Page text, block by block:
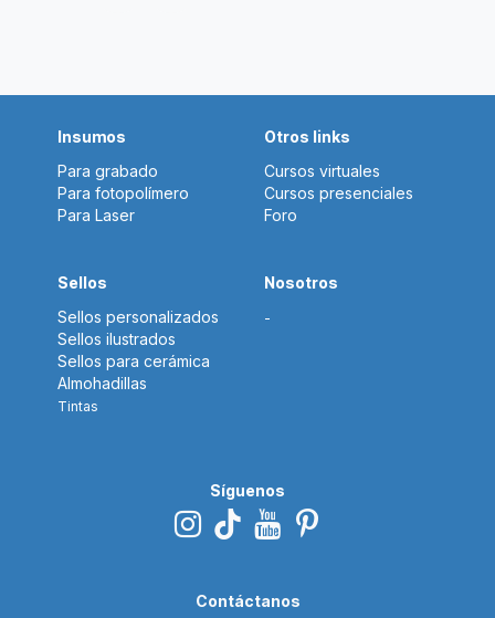
Insumos
Para grabado
Para fotopolímero
Para Laser
Sellos
Sellos personalizados
Sellos ilustrados
Sellos para cerámica
Almohadillas
Tintas
Otros links
Cursos virtuales
Cursos presenciales
Foro
Nosotros
-
Síguenos
Contáctanos